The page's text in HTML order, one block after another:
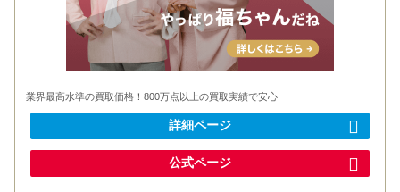
業界最高水準の買取価格！800万点以上の買取実績で安心
詳細ページ
公式ページ